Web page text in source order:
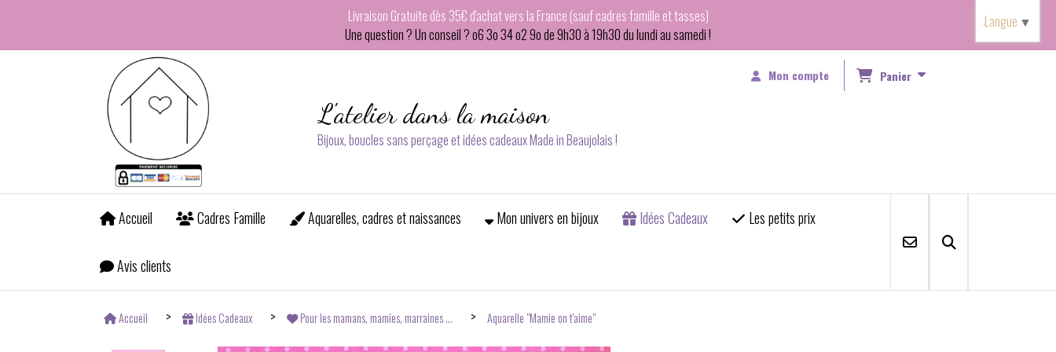
Livraison Gratuite dès 35€ d'achat vers la France (sauf cadres famille et tasses)
Une question ? Un conseil ? o6 3o 34 o2 9o de 9h30 à 19h30 du lundi au samedi !
L'atelier dans la maison
Bijoux, boucles sans perçage et idées cadeaux Made in Beaujolais !
Mon compte Panier
Accueil Cadres Famille Aquarelles, cadres et naissances Mon univers en bijoux Idées Cadeaux Les petits prix
Avis clients
Accueil Idées Cadeaux Pour les mamans, mamies, marraines ... Aquarelle "Mamie on t'aime"
Langue ▼